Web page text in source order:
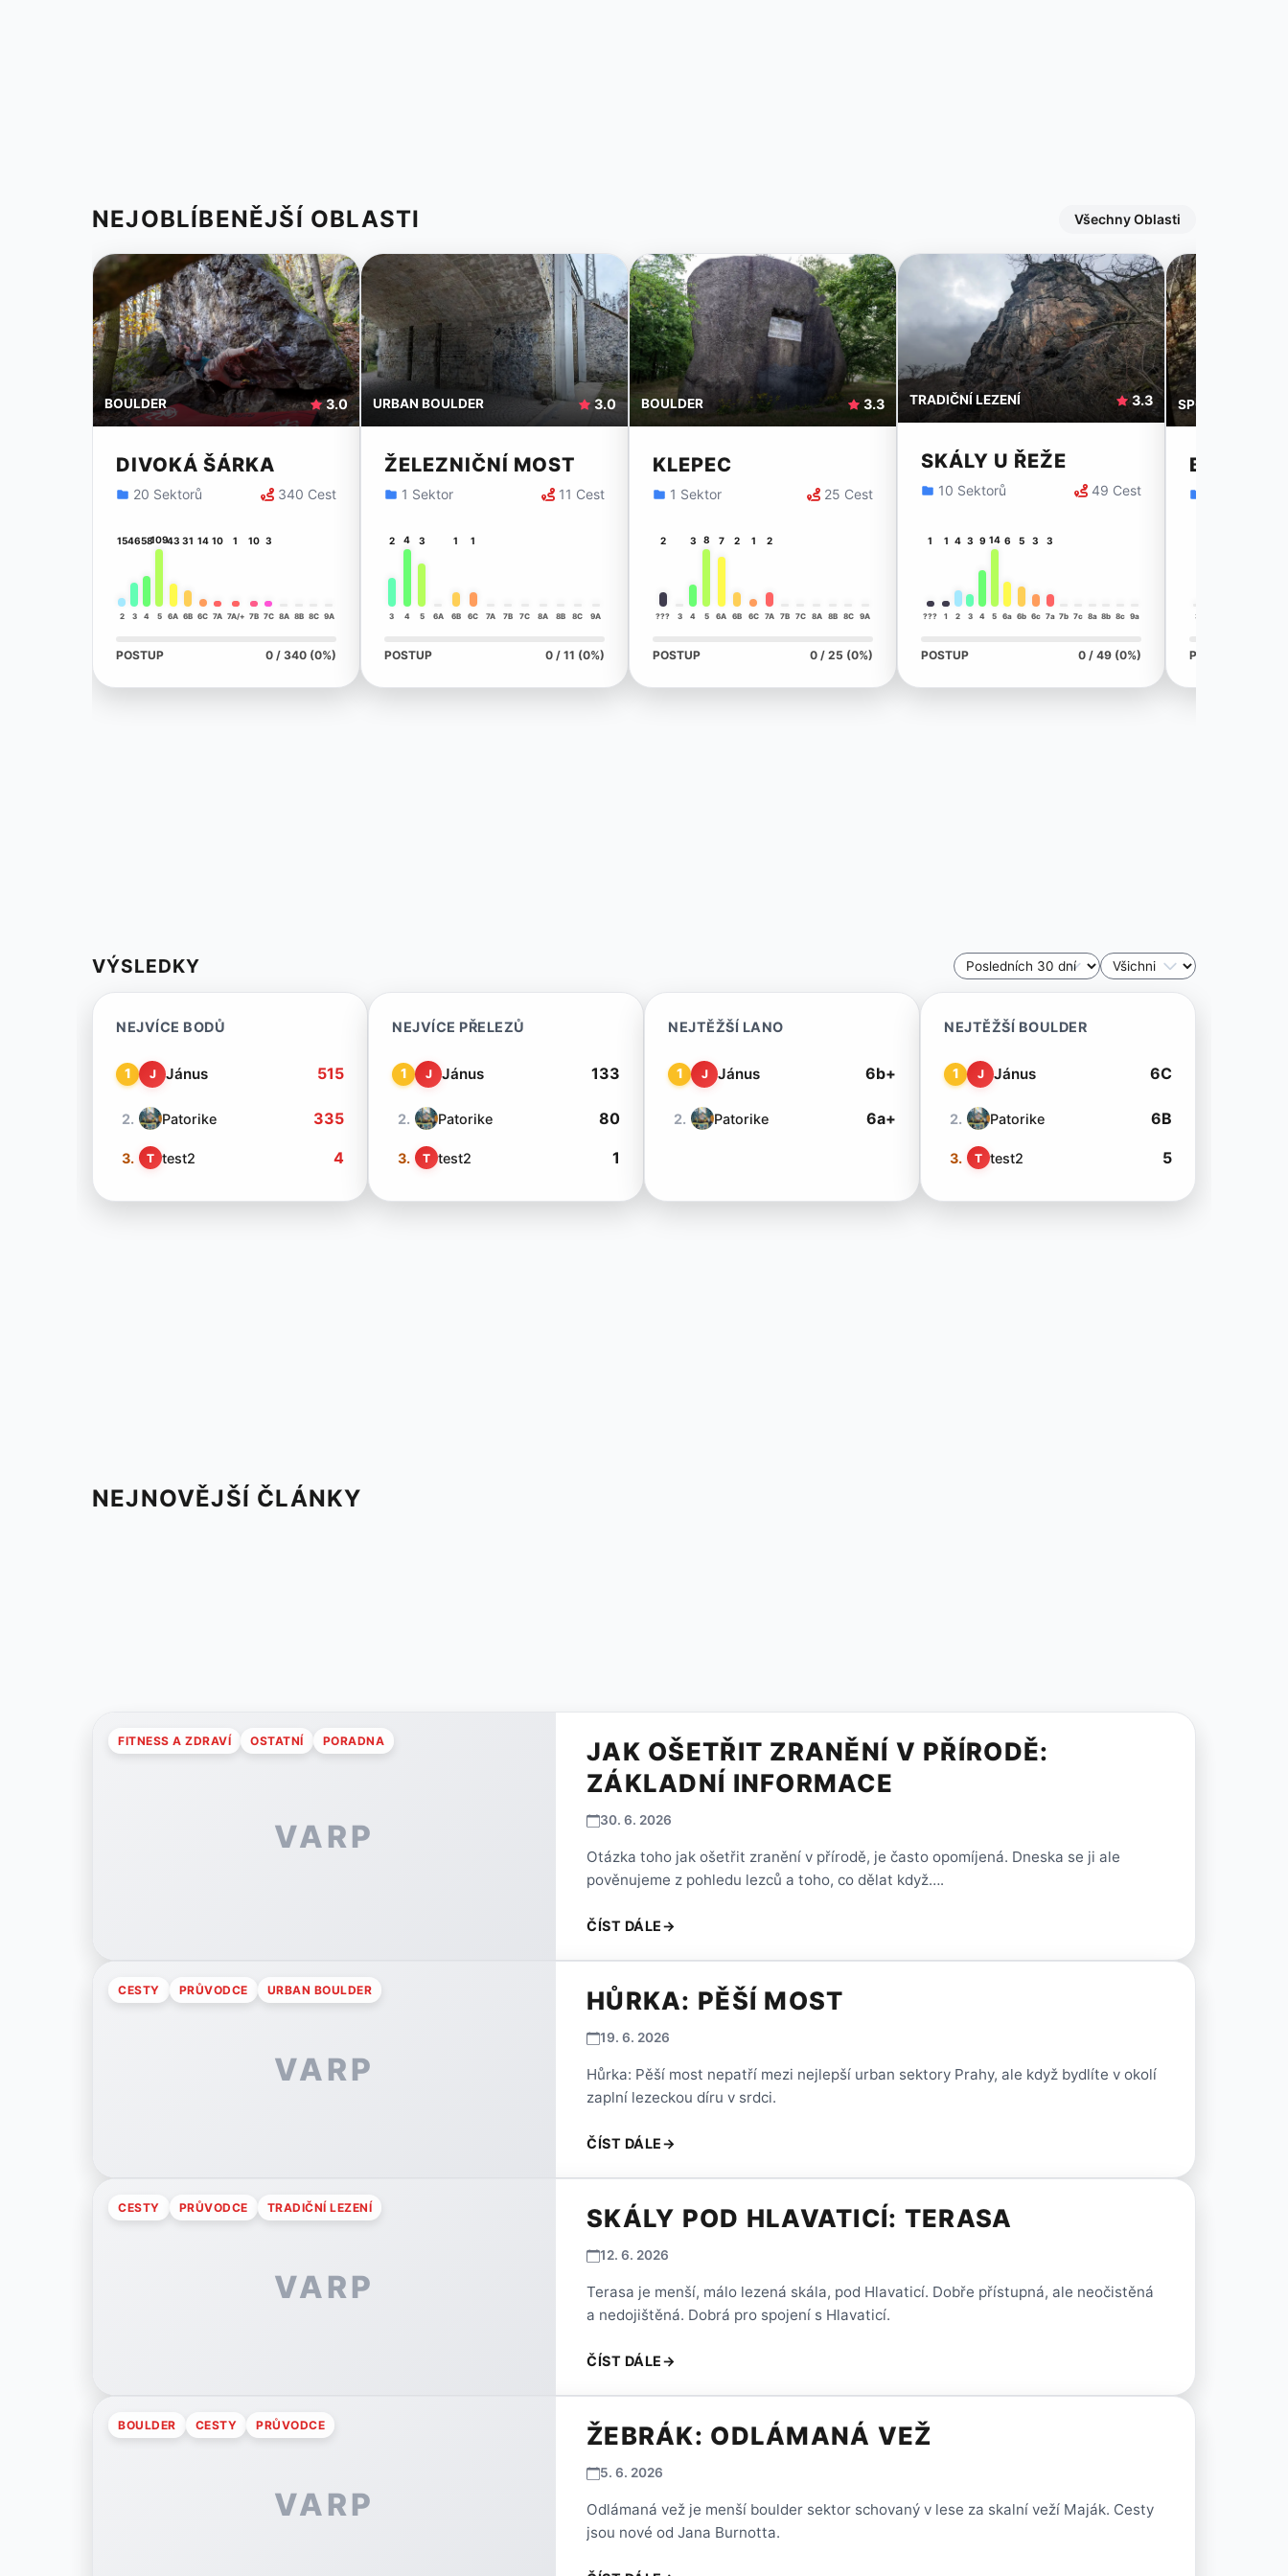
NEJOBLÍBENĚJŠÍ OBLASTI Všechny Oblasti
BOULDER 3.0
DIVOKÁ ŠÁRKA
20 Sektorů 340 Cest
15
2
46
3
58
4
109
5
43
6A
31
6B
14
6C
10
7A
1
7A/+
10
7B
3
7C 8A 8B 8C 9A
POSTUP 0 / 340 (0%)
URBAN BOULDER 3.0
ŽELEZNIČNÍ MOST
1 Sektor 11 Cest
2
3
4
4
3
5 6A
1
6B
1
6C 7A 7B 7C 8A 8B 8C 9A
POSTUP 0 / 11 (0%)
BOULDER 3.3
KLEPEC
1 Sektor 25 Cest
2
??? 3
3
4
8
5
7
6A
2
6B
1
6C
2
7A 7B 7C 8A 8B 8C 9A
POSTUP 0 / 25 (0%)
TRADIČNÍ LEZENÍ 3.3
SKÁLY U ŘEŽE
10 Sektorů 49 Cest
1
???
1
1
4
2
3
3
9
4
14
5
6
6a
5
6b
3
6c
3
7a 7b 7c 8a 8b 8c 9a
POSTUP 0 / 49 (0%)
SPORTOVNÍ
BÍLÁ
3
POSTUP
VÝSLEDKY
NEJVÍCE BODŮ
1 J Jánus 515
2. Patorike 335
3. T test2 4
NEJVÍCE PŘELEZŮ
1 J Jánus 133
2. Patorike 80
3. T test2 1
NEJTĚŽŠÍ LANO
1 J Jánus 6b+
2. Patorike 6a+
NEJTĚŽŠÍ BOULDER
1 J Jánus 6C
2. Patorike 6B
3. T test2 5
NEJNOVĚJŠÍ ČLÁNKY
VARP
FITNESS A ZDRAVÍ OSTATNÍ PORADNA
JAK OŠETŘIT ZRANĚNÍ V PŘÍRODĚ:
ZÁKLADNÍ INFORMACE
30. 6. 2026
Otázka toho jak ošetřit zranění v přírodě, je často opomíjená. Dneska se ji ale
pověnujeme z pohledu lezců a toho, co dělat když….
ČÍST DÁLE→
VARP
CESTY PRŮVODCE URBAN BOULDER HŮRKA: PĚŠÍ MOST
19. 6. 2026
Hůrka: Pěší most nepatří mezi nejlepší urban sektory Prahy, ale když bydlíte v okolí
zaplní lezeckou díru v srdci.
ČÍST DÁLE→
VARP
CESTY PRŮVODCE TRADIČNÍ LEZENÍ SKÁLY POD HLAVATICÍ: TERASA
12. 6. 2026
Terasa je menší, málo lezená skála, pod Hlavaticí. Dobře přístupná, ale neočistěná
a nedojištěná. Dobrá pro spojení s Hlavaticí.
ČÍST DÁLE→
VARP
BOULDER CESTY PRŮVODCE ŽEBRÁK: ODLÁMANÁ VEŽ
5. 6. 2026
Odlámaná vež je menší boulder sektor schovaný v lese za skalní veží Maják. Cesty
jsou nové od Jana Burnotta.